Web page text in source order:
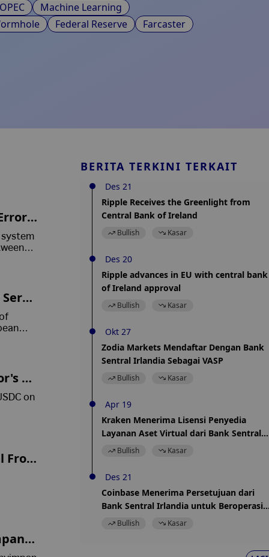
OPEC
Machine Learning
Federal Reserve
Farcaster
fixed
W
on
Fron
N
BERITA TERKINI TERKAIT
Des 21
Ripple Receives the Greenlight from
Central Bank of Ireland
Bullish Kasar
Des 20
Ripple advances in EU with central bank
of Ireland approval
Bullish Kasar
Okt 27
Zodia Markets Mendaftar Dengan Bank
Sentral Irlandia Sebagai VASP
Bullish Kasar
Apr 19
Kraken Menerima Lisensi Penyedia
Layanan Aset Virtual dari Bank Sentral
Irlandia untuk Beroperasi Secara Legal
Bullish Kasar
Des 21
Coinbase Menerima Persetujuan dari
Bank Sentral Irlandia untuk Beroperasi
sebagai Penyedia Layanan Aset Virtual
Bullish Kasar